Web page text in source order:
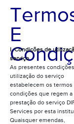
E
I. Condições de
serviço
As presentes
utilização do serviço
estabelecem os termos
condições que regem a
prestação do serviço
Services por esta
Quaisquer emendas,